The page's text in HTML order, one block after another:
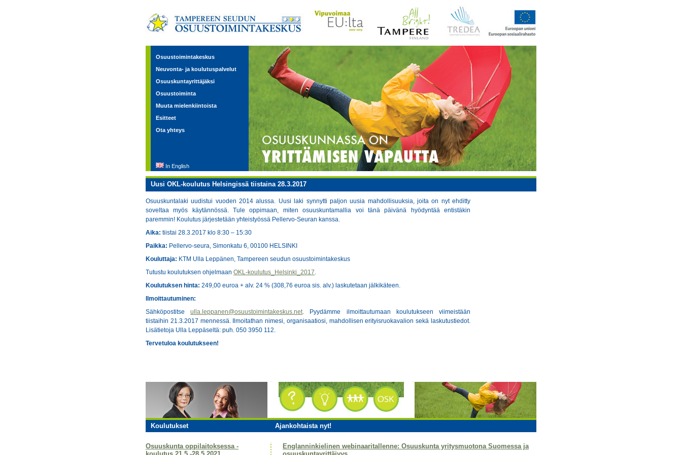
Osuustoimintakeskus
Neuvonta- ja koulutuspalvelut
Osuuskuntayrittäjäksi
Osuustoiminta
Muuta mielenkiintoista
Esitteet
Ota yhteys
In English
Uusi OKL-koulutus Helsingissä tiistaina 28.3.2017
Osuuskuntalaki uudistui vuoden 2014 alussa. Uusi laki synnytti paljon uusia mahdollisuuksia, joita on nyt ehditty
soveltaa myös käytännössä. Tule oppimaan, miten osuuskuntamallia voi tänä päivänä hyödyntää entistäkin
paremmin! Koulutus järjestetään yhteistyössä Pellervo-Seuran kanssa.
Aika: tiistai 28.3.2017 klo 8:30 – 15:30
Paikka: Pellervo-seura, Simonkatu 6, 00100 HELSINKI
Kouluttaja: KTM Ulla Leppänen, Tampereen seudun osuustoimintakeskus
Tutustu koulutuksen ohjelmaan OKL-koulutus_Helsinki_2017.
Koulutuksen hinta: 249,00 euroa + alv. 24 % (308,76 euroa sis. alv.) laskutetaan jälkikäteen.
Ilmoittautuminen:
Sähköpostitseulla.leppanen@osuustoimintakeskus.net. Pyydämme ilmoittautumaan koulutukseen viimeistään
tiistaihin 21.3.2017 mennessä. Ilmoitathan nimesi, organisaatiosi, mahdollisen erityisruokavalion sekä laskutustiedot.
Lisätietoja Ulla Leppäseltä: puh. 050 3950 112.
Tervetuloa koulutukseen!
Koulutukset Ajankohtaista nyt!
Osuuskunta oppilaitoksessa -
Englanninkielinen webinaaritallenne: Osuuskunta yritysmuotona Suomessa ja